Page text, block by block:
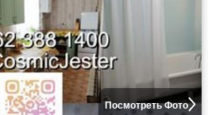
Посмотреть Фото